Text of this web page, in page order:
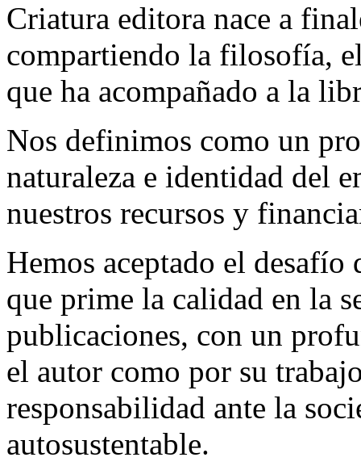
Criatura editora nace a
compartiendo la filosofía,
que ha acompañado a la
Nos definimos como un
naturaleza e identidad del
nuestros recursos y
Hemos aceptado el
que prime la calidad en la
publicaciones, con un
el autor como por su
responsabilidad ante la
autosustentable.